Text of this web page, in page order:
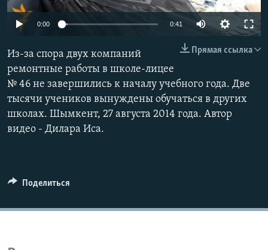
0:00 0:41
Прямая ссылка
Из-за спора двух компаний
ремонтные работы в школе-лицее
№ 46 не завершились к началу учебного года. Две
тысячи учеников вынуждены обучаться в других
школах. Шымкент, 27 августа 2014 года. Автор
видео - Дилара Иса.
Поделиться